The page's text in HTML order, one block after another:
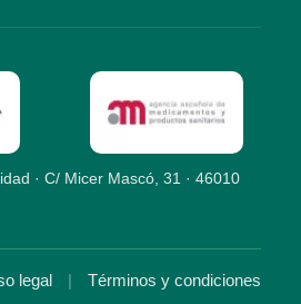
· C/ Micer Mascó, 31 · 46010
legal | Términos y condiciones